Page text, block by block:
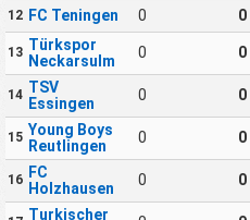
12 FC Teningen 0 0
13 Türkspor
Neckarsulm
0 0
14 TSV
Essingen
0 0
15 Young Boys
Reutlingen
0 0
16 FC
Holzhausen
0 0
Turkischer